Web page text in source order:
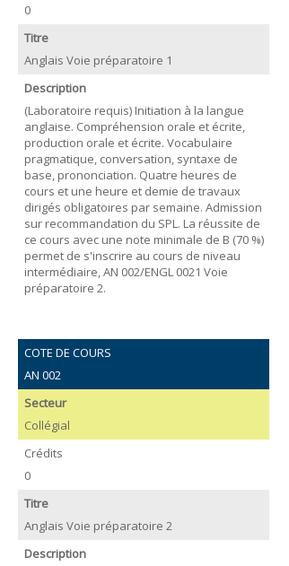
0
Titre
Anglais Voie préparatoire 1
Description
(Laboratoire requis) Initiation à la langue
anglaise. Compréhension orale et écrite,
production orale et écrite. Vocabulaire
pragmatique, conversation, syntaxe de
base, prononciation. Quatre heures de
cours et une heure et demie de travaux
dirigés obligatoires par semaine. Admission
sur recommandation du SPL. La réussite de
ce cours avec une note minimale de B (70 %)
permet de s'inscrire au cours de niveau
intermédiaire, AN 002/ENGL 0021 Voie
préparatoire 2.
COTE DE COURS
AN 002
Secteur
Collégial
Crédits
0
Titre
Anglais Voie préparatoire 2
Description